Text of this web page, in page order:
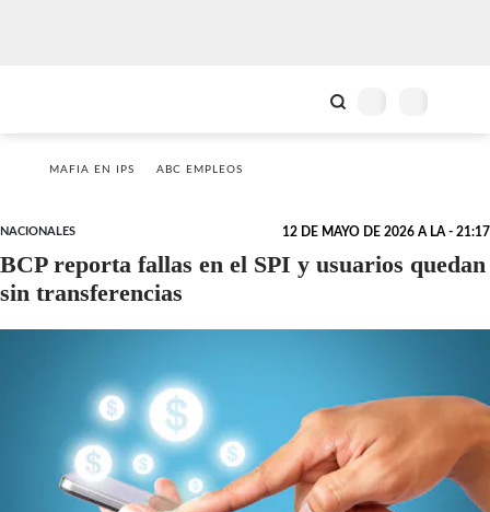
MAFIA EN IPS ABC EMPLEOS
NACIONALES 12 DE MAYO DE 2026 A LA - 21:17
BCP reporta fallas en el SPI y usuarios quedan
sin transferencias